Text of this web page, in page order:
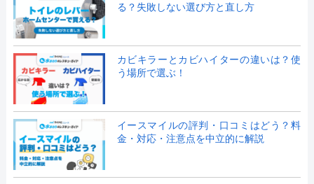
る？失敗しない選び方と直し方
カビキラーとカビハイターの違いは？使
う場所で選ぶ！
イースマイルの評判・口コミはどう？料
金・対応・注意点を中立的に解説